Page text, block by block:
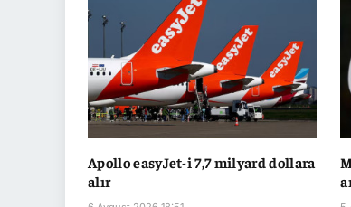
Apollo easyJet-i 7,7 milyard dollara
alır